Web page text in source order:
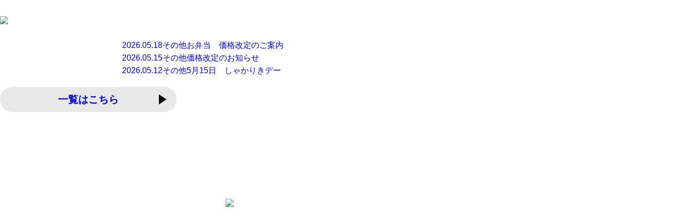
2026.05.18その他お弁当 価格改定のご案内
2026.05.15その他価格改定のお知らせ
2026.05.12その他5月15日 しゃかりきデー
一覧はこちら